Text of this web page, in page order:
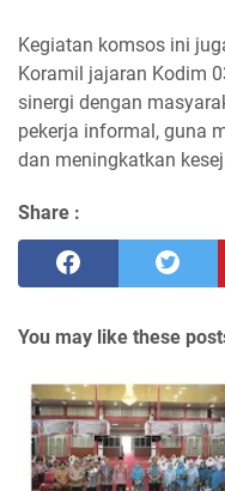
Kegiatan komsos ini
Koramil jajaran Kodim
sinergi dengan
pekerja informal, guna
dan meningkatkan
Share :
You may like these